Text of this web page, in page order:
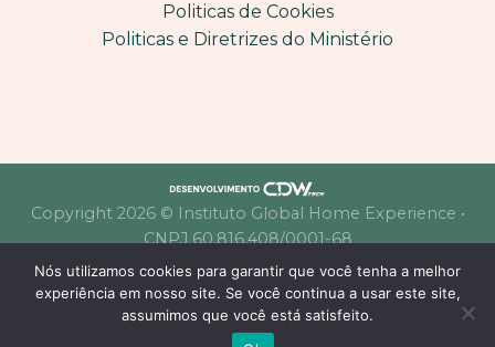
Politicas de Cookies
Politicas e Diretrizes do Ministério
Copyright 2026 © Instituto Global Home Experience •
CNPJ 60.816.408/0001-68
Nós utilizamos cookies para garantir que você tenha a melhor
experiência em nosso site. Se você continua a usar este site,
assumimos que você está satisfeito.